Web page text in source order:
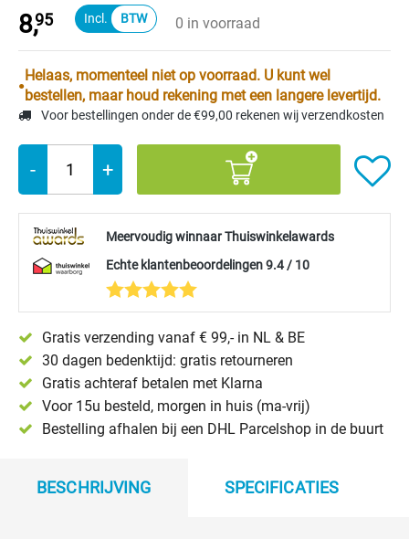
8,95 0 in voorraad
Helaas, momenteel niet op voorraad. U kunt wel
bestellen, maar houd rekening met een langere levertijd.
Voor bestellingen onder de €99,00 rekenen wij verzendkosten
- +
Meervoudig winnaar Thuiswinkelawards
Echte klantenbeoordelingen 9.4 / 10
Gratis verzending vanaf € 99,- in NL & BE
30 dagen bedenktijd: gratis retourneren
Gratis achteraf betalen met Klarna
Voor 15u besteld, morgen in huis (ma-vrij)
Bestelling afhalen bij een DHL Parcelshop in de buurt
BESCHRIJVING SPECIFICATIES